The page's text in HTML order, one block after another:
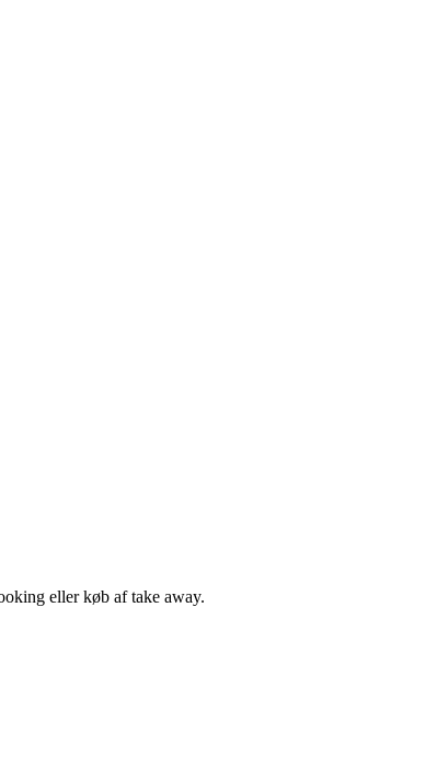
eller køb af take away.